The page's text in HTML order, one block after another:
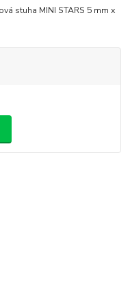
stuha MINI STARS 5 mm x